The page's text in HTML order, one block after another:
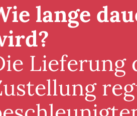
lange
Lieferung